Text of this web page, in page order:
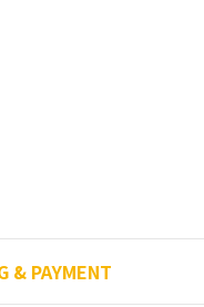
& PAYMENT